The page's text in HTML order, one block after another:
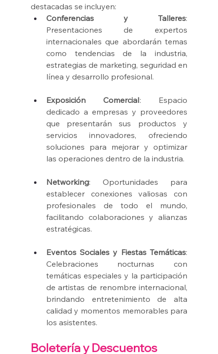
destacadas se incluyen:
Conferencias y Talleres:
Presentaciones de expertos
internacionales que abordarán temas
como tendencias de la industria,
estrategias de marketing, seguridad en
línea y desarrollo profesional.
Exposición Comercial: Espacio
dedicado a empresas y proveedores
que presentarán sus productos y
servicios innovadores, ofreciendo
soluciones para mejorar y optimizar
las operaciones dentro de la industria.
Networking: Oportunidades para
establecer conexiones valiosas con
profesionales de todo el mundo,
facilitando colaboraciones y alianzas
estratégicas.
Eventos Sociales y Fiestas Temáticas:
Celebraciones nocturnas con
temáticas especiales y la participación
de artistas de renombre internacional,
brindando entretenimiento de alta
calidad y momentos memorables para
los asistentes.
Boletería y Descuentos